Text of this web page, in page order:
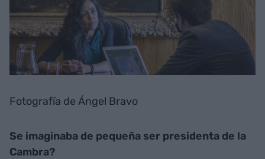
Fotografía de Ángel Bravo
Se imaginaba de pequeña ser presidenta de la
Cambra?